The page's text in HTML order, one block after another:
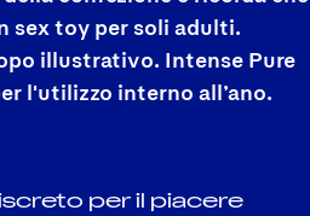
sex toy per soli adulti.
illustrativo. Intense Pure
l'utilizzo interno all’ano.
per il piacere